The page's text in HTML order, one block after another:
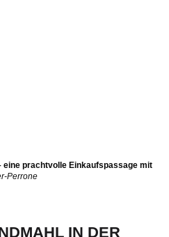
eine prachtvolle Einkaufspassage mit
Perrone
IN DER